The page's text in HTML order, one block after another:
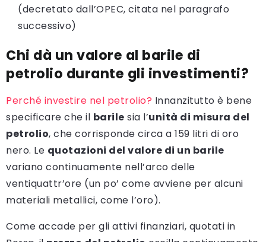
(decretato dall’OPEC, citata nel paragrafo
successivo)
Chi dà un valore al barile di
petrolio durante gli investimenti?
Perché investire nel petrolio? Innanzitutto è bene
specificare che il barile sia l’unità di misura del
petrolio, che corrisponde circa a 159 litri di oro
nero. Le quotazioni del valore di un barile
variano continuamente nell’arco delle
ventiquattr’ore (un po’ come avviene per alcuni
materiali metallici, come l’oro).
Come accade per gli attivi finanziari, quotati in